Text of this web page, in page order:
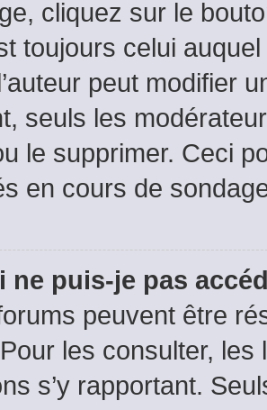
cliquez sur le
toujours celui
peut modifier
seuls les
le supprimer. Ceci
en cours de
ne puis-je pas
peuvent être
les consulter,
s’y rapportant.